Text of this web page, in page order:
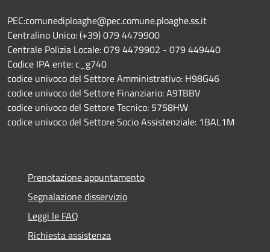
PEC:comunediploaghe@pec.comune.ploaghe.ss.it
Centralino Unico: (+39) 079 4479900
Centrale Polizia Locale: 079 4479902 - 079 449440
Codice IPA ente: c_g740
codice univoco del Settore Amministrativo: H98G46
codice univoco del Settore Finanziario: A9TBBV
codice univoco del Settore Tecnico: 5758HW
codice univoco del Settore Socio Assistenziale: 1BAL1M
Prenotazione appuntamento
Segnalazione disservizio
Leggi le FAQ
Richiesta assistenza